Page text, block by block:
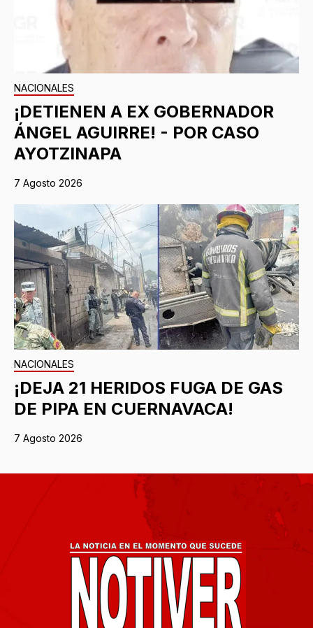
NACIONALES
¡DETIENEN A EX GOBERNADOR
ÁNGEL AGUIRRE! - POR CASO
AYOTZINAPA
7 Agosto 2026
NACIONALES
¡DEJA 21 HERIDOS FUGA DE GAS
DE PIPA EN CUERNAVACA!
7 Agosto 2026